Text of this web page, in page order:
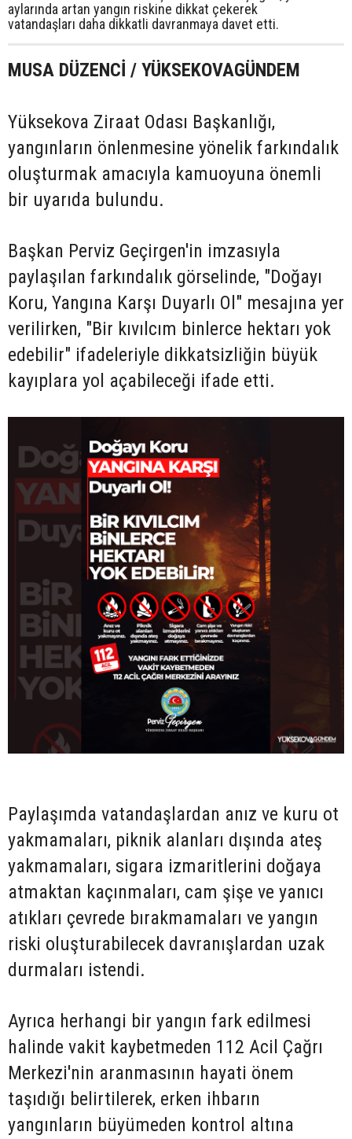
aylarında artan yangın riskine dikkat çekerek
vatandaşları daha dikkatli davranmaya davet etti.
MUSA DÜZENCİ / YÜKSEKOVAGÜNDEM
Yüksekova Ziraat Odası Başkanlığı,
yangınların önlenmesine yönelik farkındalık
oluşturmak amacıyla kamuoyuna önemli
bir uyarıda bulundu.
Başkan Perviz Geçirgen'in imzasıyla
paylaşılan farkındalık görselinde, "Doğayı
Koru, Yangına Karşı Duyarlı Ol" mesajına yer
verilirken, "Bir kıvılcım binlerce hektarı yok
edebilir" ifadeleriyle dikkatsizliğin büyük
kayıplara yol açabileceği ifade etti.
Paylaşımda vatandaşlardan anız ve kuru ot
yakmamaları, piknik alanları dışında ateş
yakmamaları, sigara izmaritlerini doğaya
atmaktan kaçınmaları, cam şişe ve yanıcı
atıkları çevrede bırakmamaları ve yangın
riski oluşturabilecek davranışlardan uzak
durmaları istendi.
Ayrıca herhangi bir yangın fark edilmesi
halinde vakit kaybetmeden 112 Acil Çağrı
Merkezi'nin aranmasının hayati önem
taşıdığı belirtilerek, erken ihbarın
yangınların büyümeden kontrol altına